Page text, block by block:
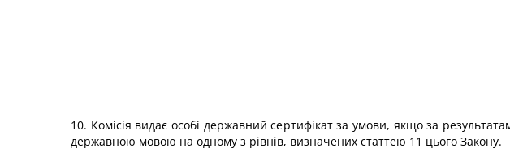
10. Комісія видає особі державний сертифікат за умови, якщо за
державною мовою на одному з рівнів, визначених статтею 11 цього Закону.